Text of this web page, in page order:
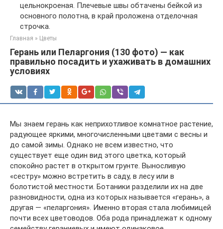
цельнокроеная. Плечевые швы обтачены бейкой из
основного полотна, в край проложена отделочная
строчка.
Главная » Цветы
Герань или Пеларгония (130 фото) — как
правильно посадить и ухаживать в домашних
условиях
Мы знаем герань как неприхотливое комнатное растение,
радующее яркими, многочисленными цветами с весны и
до самой зимы. Однако не всем известно, что
существует еще один вид этого цветка, который
спокойно растет в открытом грунте. Выносливую
«сестру» можно встретить в саду, в лесу или в
болотистой местности. Ботаники разделили их на две
разновидности, одна из которых называется «герань», а
другая — «пеларгония». Именно вторая стала любимицей
почти всех цветоводов. Оба рода принадлежат к одному